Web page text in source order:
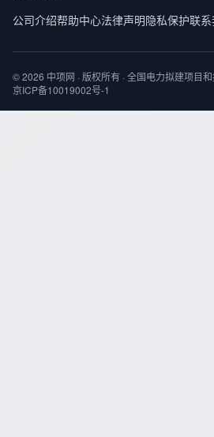
公司介绍帮助中心法律声明隐私保护联
© 2026 中项网 · 版权所有 · 全国电力拟建项目
京ICP备10019002号-1